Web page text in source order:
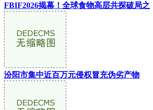
FBIF2026揭幕！全球食物高层共探破局之
汾阳市集中近百万元侵权冒充伪劣产物